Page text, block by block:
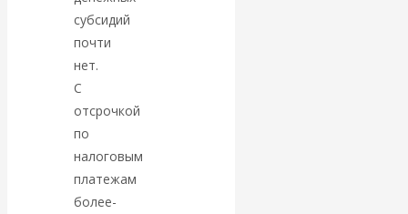
Валентин
Катасонов.
«Мировые
ростовщики»:
вчера и сегодня
субсидий
почти
нет.
С
отсрочкой
по
налоговым
платежам
более-